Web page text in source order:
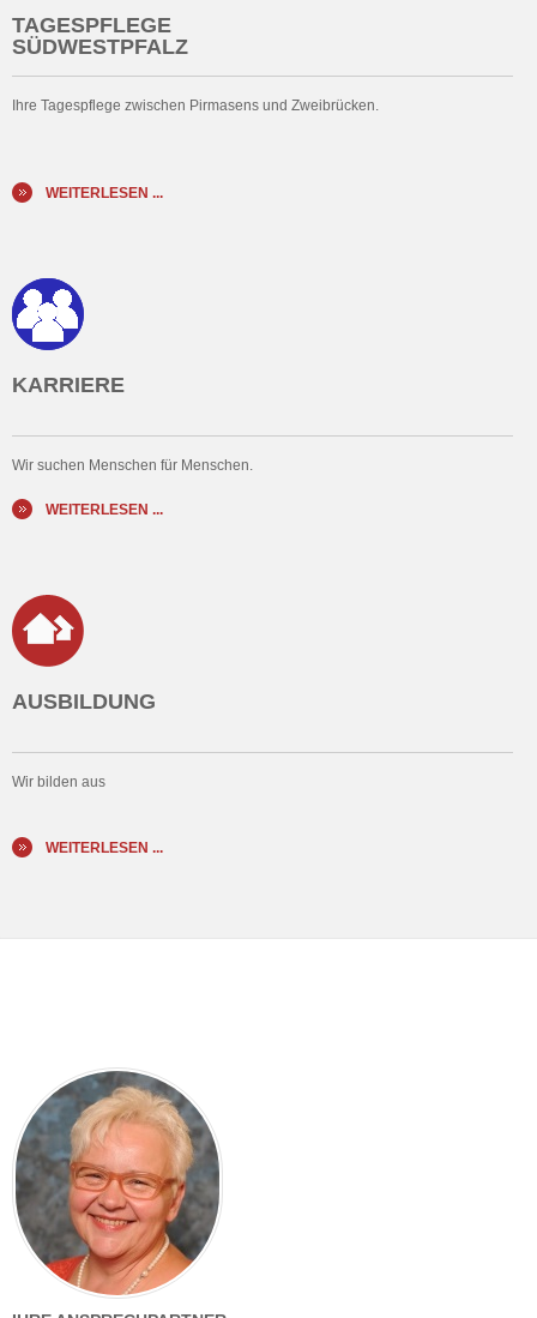
TAGESPFLEGE
SÜDWESTPFALZ
Ihre Tagespflege zwischen Pirmasens und Zweibrücken.
WEITERLESEN ...
KARRIERE
Wir suchen Menschen für Menschen.
WEITERLESEN ...
AUSBILDUNG
Wir bilden aus
WEITERLESEN ...